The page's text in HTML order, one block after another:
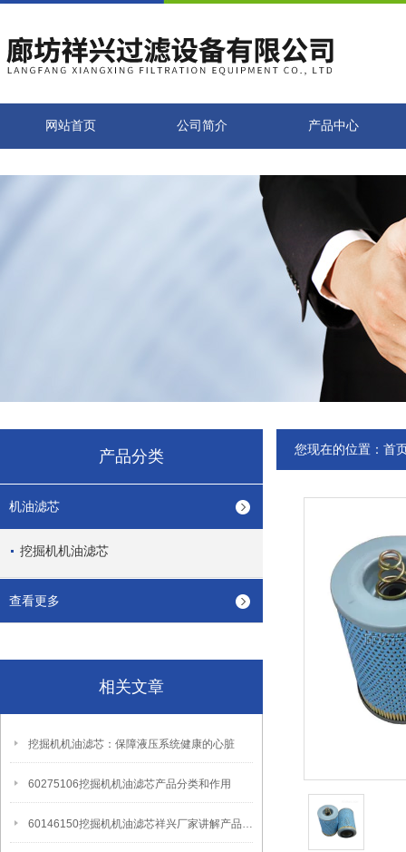
网站首页 公司简介 产品中心
产品分类
机油滤芯
挖掘机机油滤芯
查看更多
相关文章
挖掘机机油滤芯：保障液压系统健康的心脏
60275106挖掘机机油滤芯产品分类和作用
60146150挖掘机机油滤芯祥兴厂家讲解产品更换周期
您现在的位置： 首